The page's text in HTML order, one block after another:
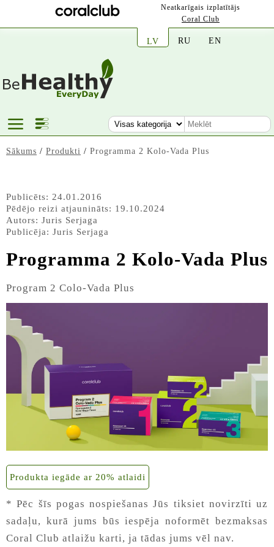
Neatkarīgais izplatītājs
Coral Club
LV RU EN
Sākums / Produkti / Programma 2 Kolo-Vada Plus
Publicēts: 24.01.2016
Pēdējo reizi atjaunināts: 19.10.2024
Autors: Juris Serjaga
Publicēja: Juris Serjaga
Programma 2 Kolo-Vada Plus
Program 2 Colo-Vada Plus
Produkta iegāde ar 20% atlaidi
* Pēc šīs pogas nospiešanas Jūs tiksiet novirzīti uz
sadaļu, kurā jums būs iespēja noformēt bezmaksas
Coral Club atlaižu karti, ja tādas jums vēl nav.